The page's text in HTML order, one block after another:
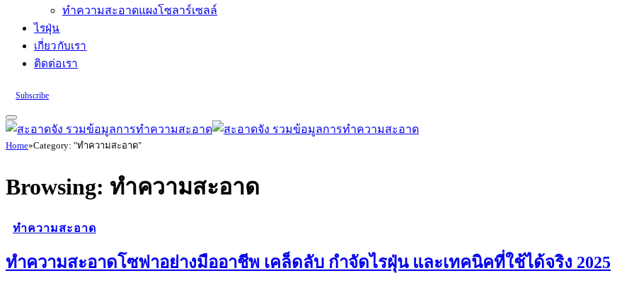
ทำความสะอาดแผงโซลาร์เซลล์
ไรฝุ่น
เกี่ยวกับเรา
ติดต่อเรา
Subscribe
Home»Category: "ทำความสะอาด"
Browsing: ทำความสะอาด
ทำความสะอาด
ทำความสะอาดโซฟาอย่างมืออาชีพ เคล็ดลับ กำจัดไรฝุ่น และเทคนิคที่ใช้ได้จริง 2025